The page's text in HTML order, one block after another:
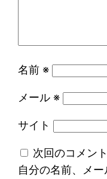
名前 ※
メール ※
サイト
次回のコメン
自分の名前、メ